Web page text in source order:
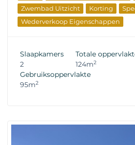
Zwembad Uitzicht
Korting
Wederverkoop Eigenschappen
Slaapkamers
2
Totale
124m2
Gebruiksoppervlakte
95m2